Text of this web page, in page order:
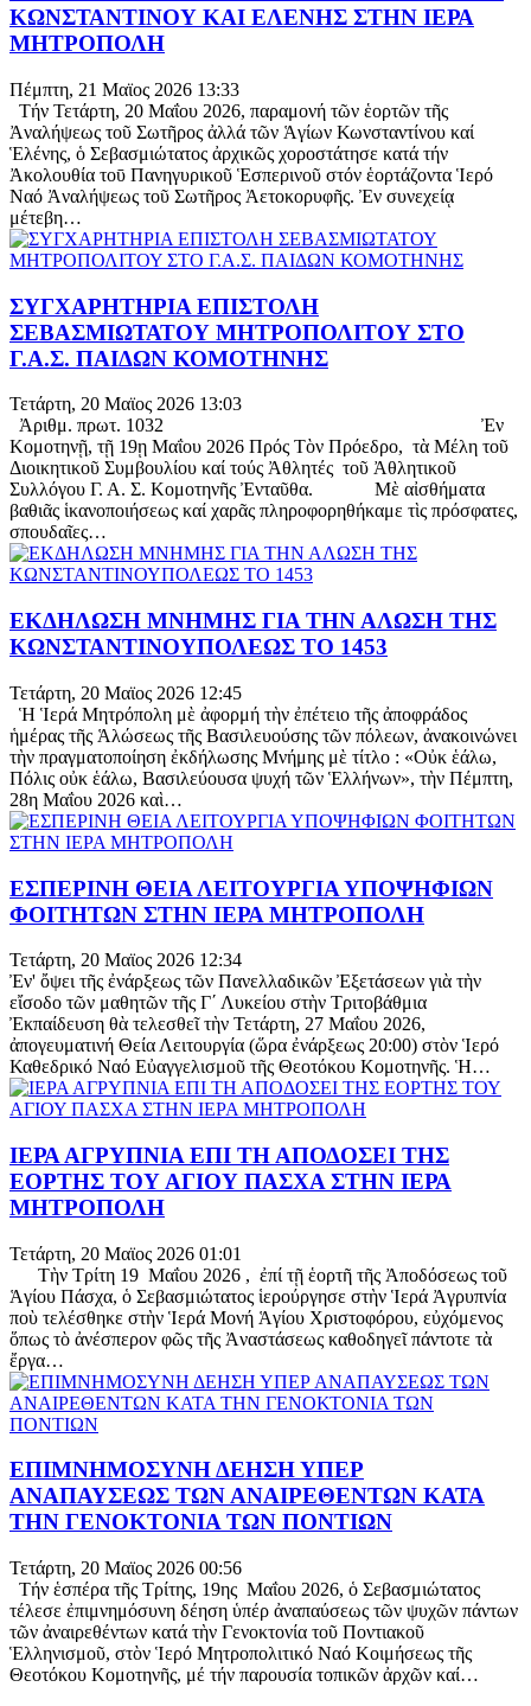
ΚΩΝΣΤΑΝΤΙΝΟΥ ΚΑΙ ΕΛΕΝΗΣ ΣΤΗΝ ΙΕΡΑ
ΜΗΤΡΟΠΟΛΗ
Πέμπτη, 21 Μαϊος 2026 13:33
Τήν Τετάρτη, 20 Μαΐου 2026, παραμονή τῶν ἑορτῶν τῆς
Ἀναλήψεως τοῦ Σωτῆρος ἀλλά τῶν Ἁγίων Κωνσταντίνου καί
Ἑλένης, ὁ Σεβασμιώτατος ἀρχικῶς χοροστάτησε κατά τήν
Ἀκολουθία τοῡ Πανηγυρικοῦ Ἑσπερινοῦ στόν ἑορτάζοντα Ἱερό
Ναό Ἀναλήψεως τοῦ Σωτῆρος Ἀετοκορυφῆς. Ἐν συνεχείᾳ
μέτεβη…
ΣΥΓΧΑΡΗΤΗΡΙΑ ΕΠΙΣΤΟΛΗ
ΣΕΒΑΣΜΙΩΤΑΤΟΥ ΜΗΤΡΟΠΟΛΙΤΟΥ ΣΤΟ
Γ.Α.Σ. ΠΑΙΔΩΝ ΚΟΜΟΤΗΝΗΣ
Τετάρτη, 20 Μαϊος 2026 13:03
Ἀριθμ. πρωτ. 1032 Ἐν
Κομοτηνῇ, τῇ 19ῃ Μαΐου 2026 Πρός Τὸν Πρόεδρο, τὰ Μέλη τοῦ
Διοικητικοῦ Συμβουλίου καί τούς Ἀθλητές τοῦ Ἀθλητικοῦ
Συλλόγου Γ. Α. Σ. Κομοτηνῆς Ἐνταῦθα. Μὲ αἰσθήματα
βαθιᾶς ἱκανοποιήσεως καί χαρᾶς πληροφορηθήκαμε τὶς πρόσφατες,
σπουδαῖες…
ΕΚΔΗΛΩΣΗ ΜΝΗΜΗΣ ΓΙΑ ΤΗΝ ΑΛΩΣΗ ΤΗΣ
ΚΩΝΣΤΑΝΤΙΝΟΥΠΟΛΕΩΣ ΤΟ 1453
Τετάρτη, 20 Μαϊος 2026 12:45
Ἡ Ἱερά Μητρόπολη μὲ ἀφορμή τὴν ἐπέτειο τῆς ἀποφράδος
ἡμέρας τῆς Ἁλώσεως τῆς Βασιλευούσης τῶν πόλεων, ἀνακοινώνει
τὴν πραγματοποίηση ἐκδήλωσης Μνήμης μὲ τίτλο : «Οὐκ ἑάλω,
Πόλις οὐκ ἑάλω, Βασιλεύουσα ψυχή τῶν Ἑλλήνων», τὴν Πέμπτη,
28η Μαΐου 2026 καὶ…
ΕΣΠΕΡΙΝΗ ΘΕΙΑ ΛΕΙΤΟΥΡΓΙΑ ΥΠΟΨΗΦΙΩΝ
ΦΟΙΤΗΤΩΝ ΣΤΗΝ ΙΕΡΑ ΜΗΤΡΟΠΟΛΗ
Τετάρτη, 20 Μαϊος 2026 12:34
Ἐν' ὄψει τῆς ἐνάρξεως τῶν Πανελλαδικῶν Ἐξετάσεων γιὰ τὴν
εἴσοδο τῶν μαθητῶν τῆς Γ΄ Λυκείου στὴν Τριτοβάθμια
Ἐκπαίδευση θὰ τελεσθεῖ τὴν Τετάρτη, 27 Μαΐου 2026,
ἀπογευματινή Θεία Λειτουργία (ὥρα ἐνάρξεως 20:00) στὸν Ἱερό
Καθεδρικό Ναό Εὐαγγελισμοῦ τῆς Θεοτόκου Κομοτηνῆς. Ἡ…
ΙΕΡΑ ΑΓΡΥΠΝΙΑ ΕΠΙ ΤΗ ΑΠΟΔΟΣΕΙ ΤΗΣ
ΕΟΡΤΗΣ ΤΟΥ ΑΓΙΟΥ ΠΑΣΧΑ ΣΤΗΝ ΙΕΡΑ
ΜΗΤΡΟΠΟΛΗ
Τετάρτη, 20 Μαϊος 2026 01:01
Τὴν Τρίτη 19 Μαΐου 2026 , ἐπί τῇ ἑορτῆ τῆς Ἀποδόσεως τοῦ
Ἁγίου Πάσχα, ὁ Σεβασμιώτατος ἱερούργησε στὴν Ἱερά Ἀγρυπνία
ποὺ τελέσθηκε στὴν Ἱερά Μονή Ἁγίου Χριστοφόρου, εὐχόμενος
ὅπως τὸ ἀνέσπερον φῶς τῆς Ἀναστάσεως καθοδηγεῖ πάντοτε τὰ
ἔργα…
ΕΠΙΜΝΗΜΟΣΥΝΗ ΔΕΗΣΗ ΥΠΕΡ
ΑΝΑΠΑΥΣΕΩΣ ΤΩΝ ΑΝΑΙΡΕΘΕΝΤΩΝ ΚΑΤΑ
ΤΗΝ ΓΕΝΟΚΤΟΝΙΑ ΤΩΝ ΠΟΝΤΙΩΝ
Τετάρτη, 20 Μαϊος 2026 00:56
Τήν ἑσπέρα τῆς Τρίτης, 19ης Μαΐου 2026, ὁ Σεβασμιώτατος
τέλεσε ἐπιμνημόσυνη δέηση ὑπέρ ἀναπαύσεως τῶν ψυχῶν πάντων
τῶν ἀναιρεθέντων κατά τὴν Γενοκτονία τοῦ Ποντιακοῦ
Ἑλληνισμοῦ, στὸν Ἱερό Μητροπολιτικό Ναό Κοιμήσεως τῆς
Θεοτόκου Κομοτηνῆς, μέ τήν παρουσία τοπικῶν ἀρχῶν καί…